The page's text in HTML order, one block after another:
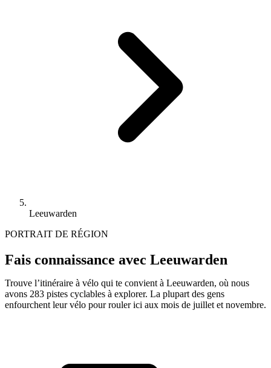
Leeuwarden
PORTRAIT DE RÉGION
Fais connaissance avec Leeuwarden
Trouve l’itinéraire à vélo qui te convient à Leeuwarden, où nous
avons 283 pistes cyclables à explorer. La plupart des gens
enfourchent leur vélo pour rouler ici aux mois de juillet et novembre.